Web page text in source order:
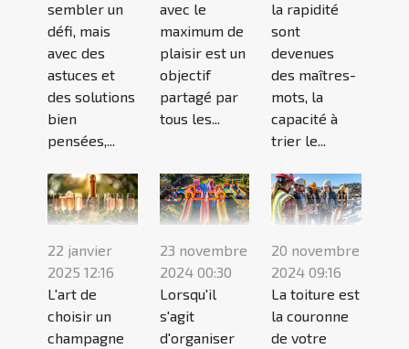
sembler un
défi, mais
avec des
astuces et
des solutions
bien
pensées,...
avec le
maximum de
plaisir est un
objectif
partagé par
tous les...
la rapidité
sont
devenues
des maîtres-
mots, la
capacité à
trier le...
22 janvier
2025 12:16
L'art de
choisir un
champagne
23 novembre
2024 00:30
Lorsqu'il
s'agit
d'organiser
20 novembre
2024 09:16
La toiture est
la couronne
de votre